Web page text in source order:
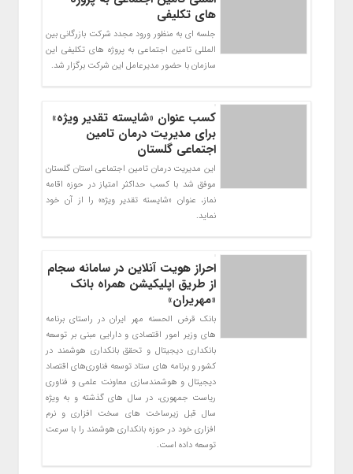
های تکلیفی
جلسه ای به منظور ورود مجدد شرکت بازرگانی بین
المللی تامین اجتماعی به پروژه های تکلیفی این
سازمان با حضور مدیرعامل این شرکت برگزار شد.
کسب عنوان «شایسته تقدیر ویژه»
برای مدیریت درمان تامین
اجتماعی گلستان
این مدیریت درمان تامین اجتماعی استان گلستان
موفق شد با کسب حداکثر امتیاز در حوزه اقامه
‌نماز، عنوان «شایسته تقدیر ویژه» را از آن خود
نماید.
احراز هویت آنلاین در سامانه سجام
از طریق اپلیکیشن همراه بانک
«مهریران»
بانک قرض الحسنه مهر ایران در راستای برنامه
های وزیر امور اقتصادي و دارايي مبني بر توسعه
بانکداري ديجيتال و تحقق بانکداري هوشمند در
کشور و برنامه هاي ستاد توسعه فناوري‌هاي اقتصاد
ديجيتال و هوشمندسازي معاونت علمي و فناوري
رياست جمهوري، در سال هاي گذشته و به ويژه
سال قبل زيرساخت هاي سخت افزاري و نرم
افزاري خود در حوزه بانكداري هوشمند را با سرعت
توسعه داده است.